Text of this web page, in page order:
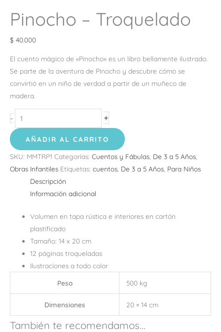
Pinocho – Troquelado
$ 40.000
El cuento mágico de «Pinocho» es un libro bellamente ilustrado.
Sé parte de la aventura de Pinocho y descubre cómo se
convirtió en un niño de verdad a partir de un muñeco de
madera.
- +
AÑADIR AL CARRITO
SKU: MMTRP1 Categorías: Cuentos y Fábulas, De 3 a 5 Años,
Obras Infantiles Etiquetas: cuentos, De 3 a 5 Años, Para Niños
Descripción
Información adicional
Volumen en tapa rústica e interiores en cartón
plastificado
Tamaño: 14 x 20 cm
12 páginas troqueladas
Ilustraciones a todo color
Peso 500 kg
Dimensiones 20 × 14 cm
También te recomendamos…